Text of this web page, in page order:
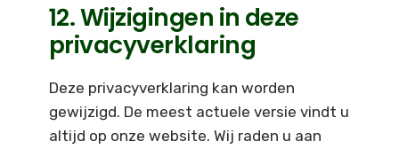
12. Wijzigingen in deze
privacyverklaring
Deze privacyverklaring kan worden
gewijzigd. De meest actuele versie vindt u
altijd op onze website. Wij raden u aan